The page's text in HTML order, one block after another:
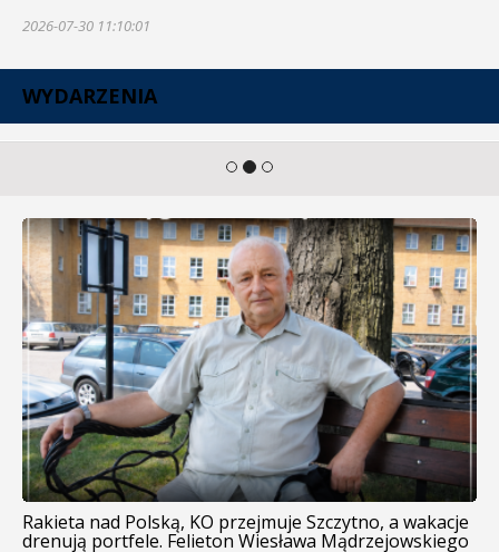
2026-07-30 11:10:01
WYDARZENIA
Rakieta nad Polską, KO przejmuje Szczytno, a wakacje
drenują portfele. Felieton Wiesława Mądrzejowskiego